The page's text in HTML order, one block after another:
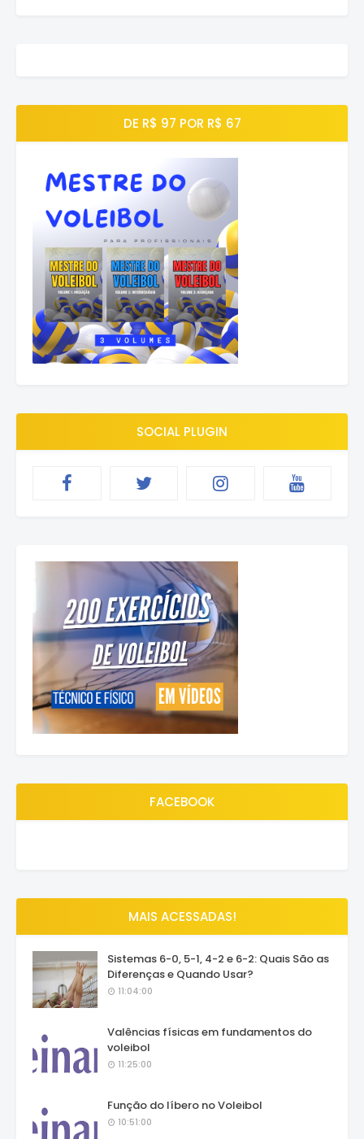
DE R$ 97 POR R$ 67
SOCIAL PLUGIN
FACEBOOK
MAIS ACESSADAS!
Sistemas 6-0, 5-1, 4-2 e 6-2: Quais São as
Diferenças e Quando Usar?
11:04:00
Valências físicas em fundamentos do
voleibol
11:25:00
Função do líbero no Voleibol
10:51:00